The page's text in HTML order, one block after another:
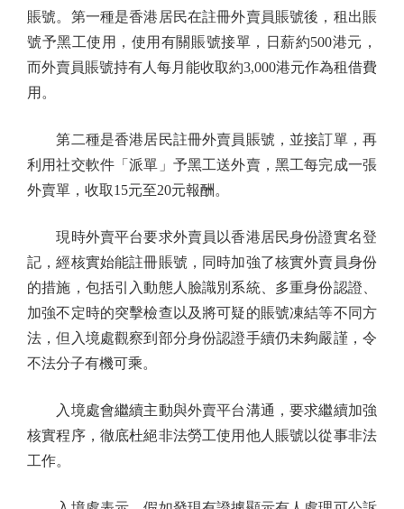
賬號。第一種是香港居民在註冊外賣員賬號後，租出賬
號予黑工使用，使用有關賬號接單，日薪約500港元，
而外賣員賬號持有人每月能收取約3,000港元作為租借費
用。
第二種是香港居民註冊外賣員賬號，並接訂單，再
利用社交軟件「派單」予黑工送外賣，黑工每完成一張
外賣單，收取15元至20元報酬。
現時外賣平台要求外賣員以香港居民身份證實名登
記，經核實始能註冊賬號，同時加強了核實外賣員身份
的措施，包括引入動態人臉識別系統、多重身份認證、
加強不定時的突擊檢查以及將可疑的賬號凍結等不同方
法，但入境處觀察到部分身份認證手續仍未夠嚴謹，令
不法分子有機可乘。
入境處會繼續主動與外賣平台溝通，要求繼續加強
核實程序，徹底杜絕非法勞工使用他人賬號以從事非法
工作。